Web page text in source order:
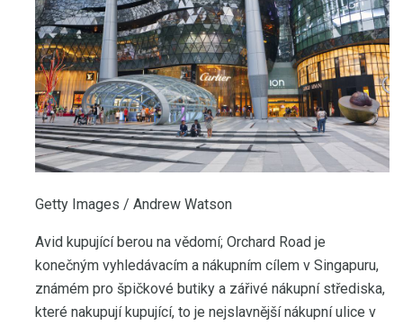
Getty Images / Andrew Watson
Avid kupující berou na vědomí; Orchard Road je
konečným vyhledávacím a nákupním cílem v Singapuru,
známém pro špičkové butiky a zářivé nákupní střediska,
které nakupují kupující, to je nejslavnější nákupní ulice v